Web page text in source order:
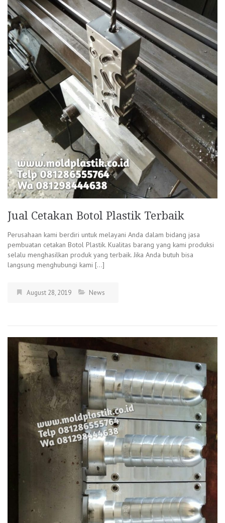
Jual Cetakan Botol Plastik Terbaik
Perusahaan kami berdiri untuk melayani Anda dalam bidang jasa
pembuatan cetakan Botol Plastik. Kualitas barang yang kami produksi
selalu menghasilkan produk yang terbaik. Jika Anda butuh bisa
langsung menghubungi kami […]
August 28, 2019 News